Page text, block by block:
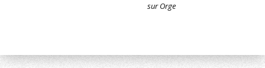
sur Orge